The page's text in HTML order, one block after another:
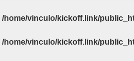
/home/vinculo/kickoff.link/
/home/vinculo/kickoff.link/